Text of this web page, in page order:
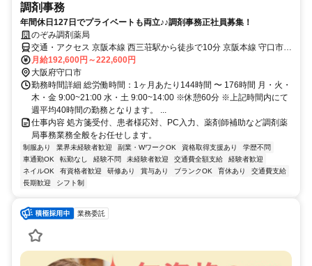
調剤事務
年間休日127日でプライベートも両立♪♪調剤事務正社員募集！
のぞみ調剤薬局
交通・アクセス 京阪本線 西三荘駅から徒歩で10分 京阪本線 守口市駅
から徒歩で10分 大阪メトロ谷町線 守口駅から徒歩で15分
月給192,600円～222,600円
大阪府守口市
勤務時間詳細 総労働時間：1ヶ月あたり144時間 〜 176時間 月・火・
木・金 9:00~21:00 水・土 9:00~14:00 ※休憩60分 ※上記時間内にて
週平均40時間の勤務となります。 ...
仕事内容 処方箋受付、患者様応対、PC入力、薬剤師補助など調剤薬
局事務業務全般をお任せします。
制服あり 業界未経験者歓迎 副業・WワークOK 資格取得支援あり
学歴不問
車通勤OK
転勤なし 経験不問 未経験者歓迎 交通費全額支給
経験者歓迎
ネイルOK
有資格者歓迎 研修あり 賞与あり ブランクOK 育休あり
交通費支給
長期歓迎
シフト制
業務委託